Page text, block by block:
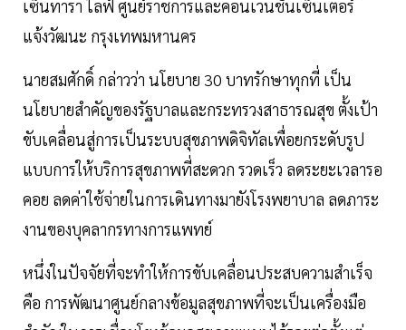
เซ็นทารา ไลฟ์ ศูนย์ราชการและคอนเวนชันเซ็นเตอร์
แจ้งวัฒนะ กรุงเทพมหานคร
นายสมศักดิ์ กล่าวว่า นโยบาย 30 บาทรักษาทุกที่ เป็น
นโยบายสำคัญของรัฐบาลและกระทรวงสาธารณสุข ตั้งเป้า
ขับเคลื่อนสู่การเป็นระบบสุขภาพดิจิทัลเพื่อยกระดับรูป
แบบการให้บริการสุขภาพที่สะดวก รวดเร็ว ลดระยะเวลารอ
คอย ลดค่าใช้จ่ายในการเดินทางมายังโรงพยาบาล ลดภาระ
งานของบุคลากรทางการแพทย์
หนึ่งในปัจจัยที่จะทำให้การขับเคลื่อนประสบความสำเร็จ
คือ การพัฒนาศูนย์กลางข้อมูลสุขภาพที่จะเป็นเครื่องมือ